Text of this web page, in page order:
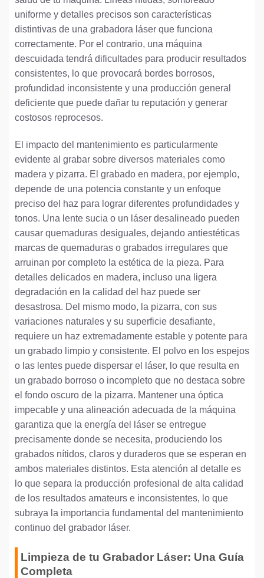
uniforme y detalles precisos son características
distintivas de una grabadora láser que funciona
correctamente. Por el contrario, una máquina
descuidada tendrá dificultades para producir resultados
consistentes, lo que provocará bordes borrosos,
profundidad inconsistente y una producción general
deficiente que puede dañar tu reputación y generar
costosos reprocesos.
El impacto del mantenimiento es particularmente
evidente al grabar sobre diversos materiales como
madera y pizarra. El grabado en madera, por ejemplo,
depende de una potencia constante y un enfoque
preciso del haz para lograr diferentes profundidades y
tonos. Una lente sucia o un láser desalineado pueden
causar quemaduras desiguales, dejando antiestéticas
marcas de quemaduras o grabados irregulares que
arruinan por completo la estética de la pieza. Para
detalles delicados en madera, incluso una ligera
degradación en la calidad del haz puede ser
desastrosa. Del mismo modo, la pizarra, con sus
variaciones naturales y su superficie desafiante,
requiere un haz extremadamente estable y potente para
un grabado limpio y consistente. El polvo en los espejos
o las lentes puede dispersar el láser, lo que resulta en
un grabado borroso o incompleto que no destaca sobre
el fondo oscuro de la pizarra. Mantener una óptica
impecable y una alineación adecuada de la máquina
garantiza que la energía del láser se entregue
precisamente donde se necesita, produciendo los
grabados nítidos, claros y duraderos que se esperan en
ambos materiales distintos. Esta atención al detalle es
lo que separa la producción profesional de alta calidad
de los resultados amateurs e inconsistentes, lo que
subraya la importancia fundamental del mantenimiento
continuo del grabador láser.
Limpieza de tu Grabador Láser: Una Guía
Completa